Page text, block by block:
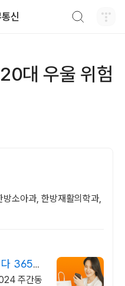
신
대 우울 위험
소아과, 한방재활의학과,
365일
주간동